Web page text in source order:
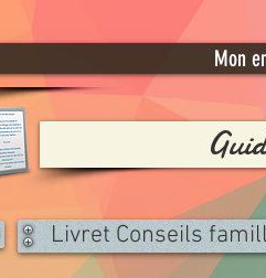
Livret Conseils
Mon